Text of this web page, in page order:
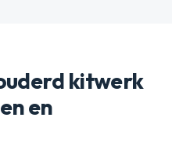
kitwerk
en